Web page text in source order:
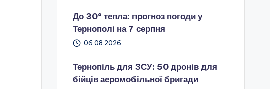
До 30° тепла: прогноз погоди у
Тернополі на 7 серпня
06.08.2026
Тернопіль для ЗСУ: 50 дронів для
бійців аеромобільної бригади